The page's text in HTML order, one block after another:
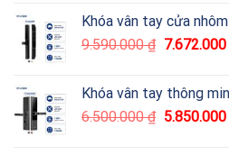
Khóa vân tay cửa
9.590.000₫ 7.672.000
Khóa vân tay thông
6.500.000₫ 5.850.000